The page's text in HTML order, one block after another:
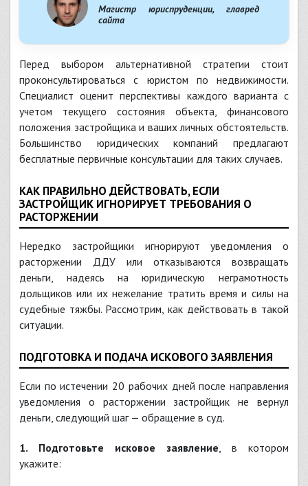
Магистр юриспруденции, главред
сайта
Перед выбором альтернативной стратегии стоит
проконсультироваться с юристом по недвижимости.
Специалист оценит перспективы каждого варианта с
учетом текущего состояния объекта, финансового
положения застройщика и ваших личных обстоятельств.
Большинство юридических компаний предлагают
бесплатные первичные консультации для таких случаев.
КАК ПРАВИЛЬНО ДЕЙСТВОВАТЬ, ЕСЛИ
ЗАСТРОЙЩИК ИГНОРИРУЕТ ТРЕБОВАНИЯ О
РАСТОРЖЕНИИ
Нередко застройщики игнорируют уведомления о
расторжении ДДУ или отказываются возвращать
деньги, надеясь на юридическую неграмотность
дольщиков или их нежелание тратить время и силы на
судебные тяжбы. Рассмотрим, как действовать в такой
ситуации.
ПОДГОТОВКА И ПОДАЧА ИСКОВОГО ЗАЯВЛЕНИЯ
Если по истечении 20 рабочих дней после направления
уведомления о расторжении застройщик не вернул
деньги, следующий шаг — обращение в суд.
1. Подготовьте исковое заявление, в котором
укажите: